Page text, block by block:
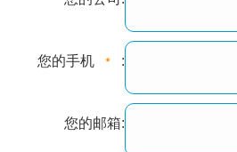
您的手机 :
您的邮箱: